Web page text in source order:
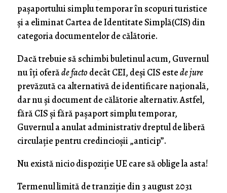
pașaportului simplu temporar în scopuri turistice
și a eliminat Cartea de Identitate Simplă(CIS) din
categoria documentelor de călătorie.
Dacă trebuie să schimbi buletinul acum, Guvernul
nu îți oferăde facto decât CEI, deși CIS estede jure
prevăzută ca alternativă de identificare națională,
dar nu și document de călătorie alternativ. Astfel,
fără CIS și fără pașaport simplu temporar,
Guvernul a anulat administrativ dreptul de liberă
circulație pentru credincioșii „anticip”.
Nu există nicio dispoziție UE care să oblige la asta!
Termenul limită de tranziție din 3 august 2031